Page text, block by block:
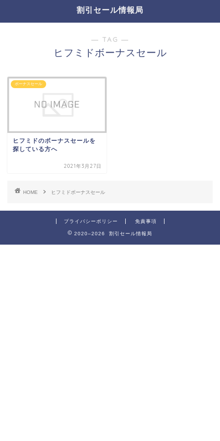
割引セール情報局
― TAG ―
ヒフミドボーナスセール
ボーナスセール
ヒフミドのボーナスセールを
探している方へ
2021年3月27日
HOME ヒフミドボーナスセール
プライバシーポリシー 免責事項
2020–2026 割引セール情報局